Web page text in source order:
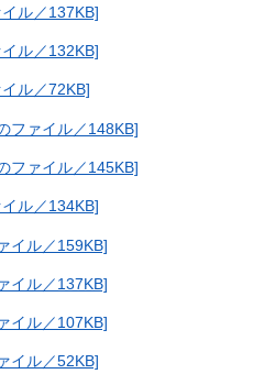
ル／137KB]
ル／132KB]
ル／72KB]
ァイル／148KB]
ァイル／145KB]
ル／134KB]
イル／159KB]
イル／137KB]
イル／107KB]
イル／52KB]